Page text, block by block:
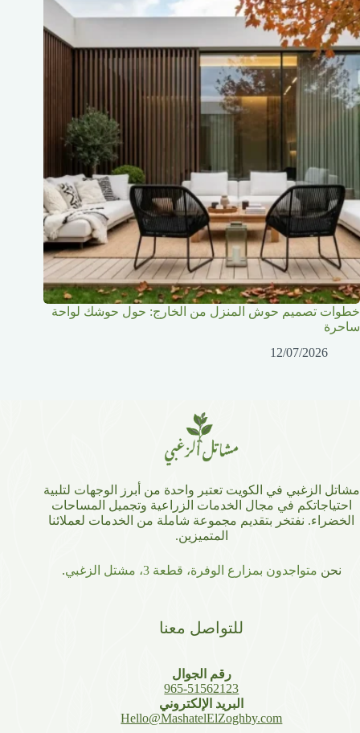
خطوات تصميم حوش المنزل من الخارج: حول حوشك لواحة
ساحرة
12/07/2026
مشاتل الزغبي في الكويت تعتبر واحدة من أبرز الوجهات لتلبية
احتياجاتكم في مجال الخدمات الزراعية وتجميل المساحات
الخضراء. نفتخر بتقديم مجموعة شاملة من الخدمات لعملائنا
المتميزين.
نحن متواجدون بمزارع الوفرة، قطعة 3، مشتل الزغبي .
للتواصل معنا
رقم الجوال
965-51562123
البريد الإلكتروني
Hello@MashatelElZoghby.com